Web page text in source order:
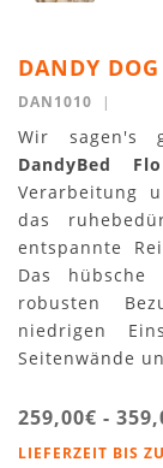
DANDY
DAN1010 |
Wir sagen's
DandyBed
Verarbeitung
das
entspannte
Das hübsche
robusten
niedrigen
Seitenwände
259,00€ -
LIEFERZEIT BIS